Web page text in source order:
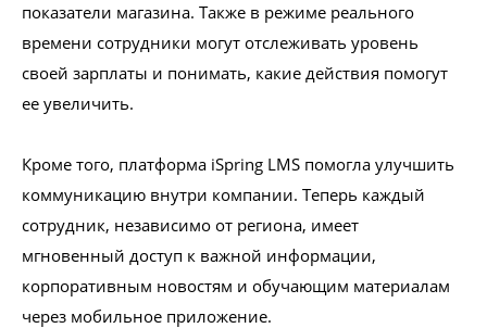
показатели магазина. Также в режиме реального
времени сотрудники могут отслеживать уровень
своей зарплаты и понимать, какие действия помогут
ее увеличить.
Кроме того, платформа iSpring LMS помогла улучшить
коммуникацию внутри компании. Теперь каждый
сотрудник, независимо от региона, имеет
мгновенный доступ к важной информации,
корпоративным новостям и обучающим материалам
через мобильное приложение.